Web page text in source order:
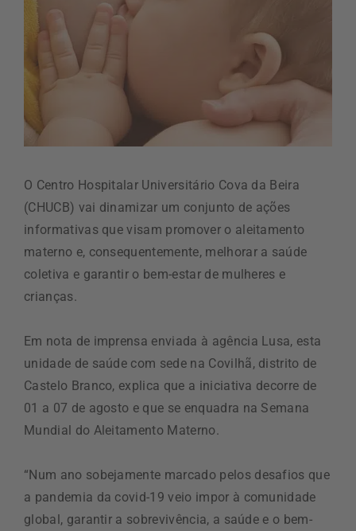
O Centro Hospitalar Universitário Cova da Beira
(CHUCB) vai dinamizar um conjunto de ações
informativas que visam promover o aleitamento
materno e, consequentemente, melhorar a saúde
coletiva e garantir o bem-estar de mulheres e
crianças.
Em nota de imprensa enviada à agência Lusa, esta
unidade de saúde com sede na Covilhã, distrito de
Castelo Branco, explica que a iniciativa decorre de
01 a 07 de agosto e que se enquadra na Semana
Mundial do Aleitamento Materno.
“Num ano sobejamente marcado pelos desafios que
a pandemia da covid-19 veio impor à comunidade
global, garantir a sobrevivência, a saúde e o bem-